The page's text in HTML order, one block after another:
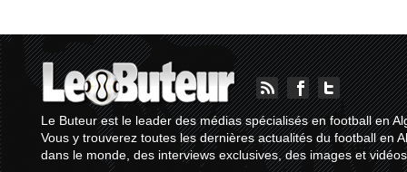
Le Buteur est le leader des médias spécialisés en football en
Vous y trouverez toutes les dernières actualités du football en
dans le monde, des interviews exclusives, des images et